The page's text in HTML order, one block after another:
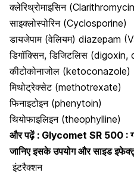
क्लेरिथ्रोमाइसिन
साइक्लोस्पोरिन (Cyclosporine)
डायजेपाम (वेलियम) diazepam
डिगॉक्सिन, डिजिटलिस (digoxin,
कीटोकोनाजोल (ketoconazole)
मिथोट्रेक्सेट (methotrexate)
फिनाइटोइन (phenytoin)
थियोफाइलिइन (theophylline)
और पढ़ें : Glycomet SR 500 :
जानिए इसके उपयोग और साइड
इंटरैक्शन